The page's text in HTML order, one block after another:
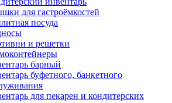
для гастроёмкостей
посуда
и решетки
барный
буфетного, банкетного
для пекарен и кондитерских